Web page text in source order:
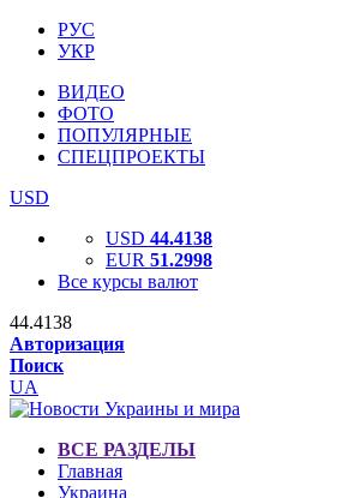
РУС
УКР
ВИДЕО
ФОТО
ПОПУЛЯРНЫЕ
СПЕЦПРОЕКТЫ
USD
USD 44.4138
EUR 51.2998
Все курсы валют
44.4138
Авторизация
Поиск
UA
ВСЕ РАЗДЕЛЫ
Главная
Украина